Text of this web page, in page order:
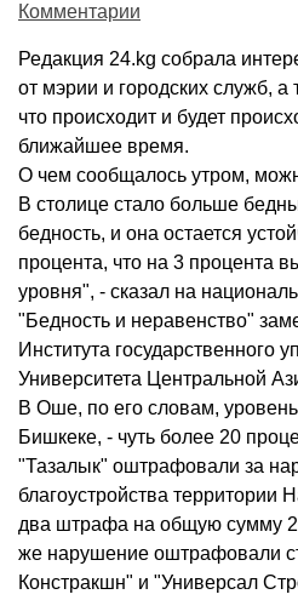
Комментарии
Редакция 24.kg собрала
от мэрии и городских служб, а
что происходит и будет
ближайшее время.
О чем сообщалось утром,
В столице стало больше
бедность, и она остается
процента, что на 3 процента
уровня", - сказал на
"Бедность и неравенство"
Института государственного
Университета Центральной
В Оше, по его словам,
Бишкеке, - чуть более 20
"Тазалык" оштрафовали за
благоустройства территории
два штрафа на общую сумму
же нарушение оштрафовали
Констракшн" и "Универсал